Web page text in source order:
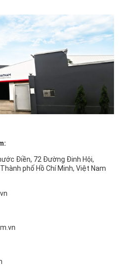
Điền, 72 Đường Đinh Hội,
phố Hồ Chí Minh, Việt Nam